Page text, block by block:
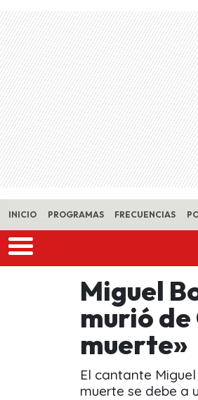
Skip to main content
INICIO PROGRAMAS FRECUENCIAS
Miguel
murió
muerte»
El cantante
muerte se debe a